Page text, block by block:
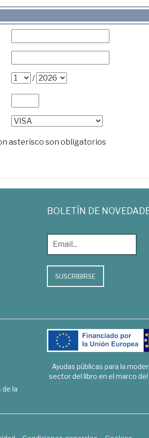
/
asterísco son obligatorios
BOLETÍN DE
SUSCRIBIRSE
de la
Ayudas públicas para la
sector del libro en el marco